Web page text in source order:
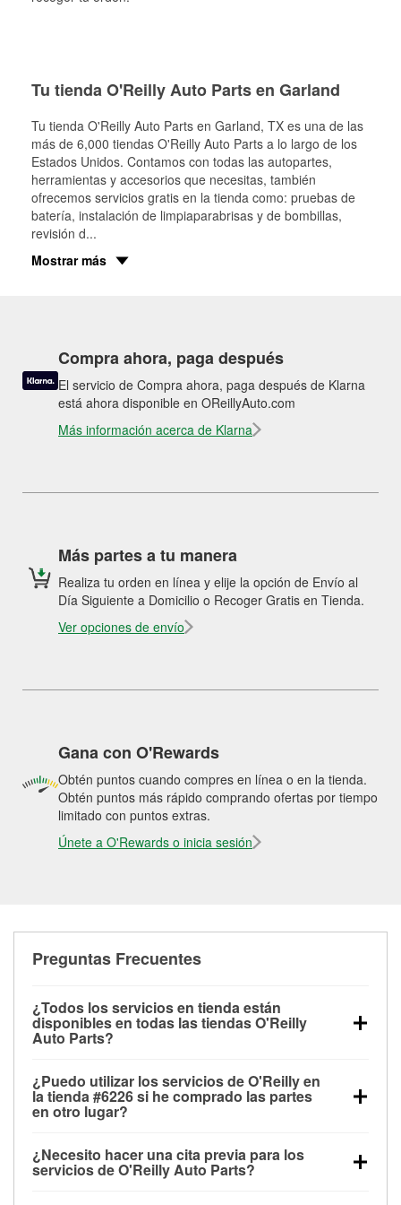
Tu tienda O'Reilly Auto Parts en Garland
Tu tienda O'Reilly Auto Parts en Garland, TX es una de las
más de 6,000 tiendas O'Reilly Auto Parts a lo largo de los
Estados Unidos. Contamos con todas las autopartes,
herramientas y accesorios que necesitas, también
ofrecemos servicios gratis en la tienda como: pruebas de
batería, instalación de limpiaparabrisas y de bombillas,
revisión d...
Mostrar más
Compra ahora, paga después
El servicio de Compra ahora, paga después de Klarna
está ahora disponible en OReillyAuto.com
Más información acerca de Klarna
Más partes a tu manera
Realiza tu orden en línea y elije la opción de Envío al
Día Siguiente a Domicilio o Recoger Gratis en Tienda.
Ver opciones de envío
Gana con O'Rewards
Obtén puntos cuando compres en línea o en la tienda.
Obtén puntos más rápido comprando ofertas por tiempo
limitado con puntos extras.
Únete a O'Rewards o inicia sesión
Preguntas Frecuentes
¿Todos los servicios en tienda están
disponibles en todas las tiendas O'Reilly
Auto Parts?
las pruebas de batería, pruebas de alternador y
motor de arranque, revisión de la luz “Check Engine”
con O'Reilly VeriScan® e instalación de
limpiaparabrisas o bombillas, están disponibles en
todas las tiendas O'Reilly Auto Parts. La tienda
¿Puedo utilizar los servicios de O'Reilly en
la tienda #6226 si he comprado las partes
en otro lugar?
de O'Reilly Auto Parts que estén disponibles en la
tienda #6226 de Garland, TX aunque hayas
¿Necesito hacer una cita previa para los
servicios de O'Reilly Auto Parts?